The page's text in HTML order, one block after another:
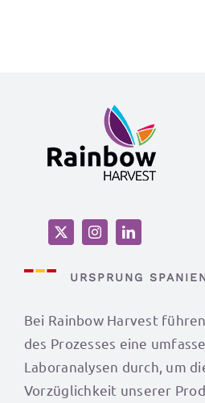
URSPRUNG
Bei Rainbow Harvest
des Prozesses eine
Laboranalysen durch, um
Vorzüglichkeit unserer